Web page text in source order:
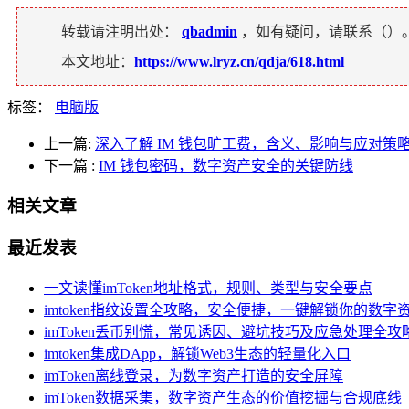
转载请注明出处： qbadmin ，如有疑问，请联系（）。
本文地址： https://www.lryz.cn/qdja/618.html
标签： 电脑版
上一篇: 深入了解 IM 钱包旷工费，含义、影响与应对策
下一篇 : IM 钱包密码，数字资产安全的关键防线
相关文章
最近发表
一文读懂imToken地址格式，规则、类型与安全要点
imtoken指纹设置全攻略，安全便捷，一键解锁你的数字
imToken丢币别慌，常见诱因、避坑技巧及应急处理全攻
imtoken集成DApp，解锁Web3生态的轻量化入口
imToken离线登录，为数字资产打造的安全屏障
imToken数据采集，数字资产生态的价值挖掘与合规底线